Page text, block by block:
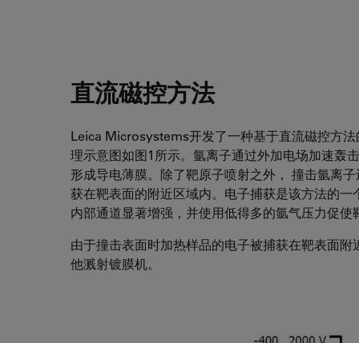
直流磁控方法
Leica Microsystems开发了一种基于直流磁控方
理示意图如图1所示。氩离子通过外加电场加速轰
形成导电薄膜。除了靶原子喷射之外， 撞击氩离
获在靶表面的附近区域内。电子捕获是该方法的
内部通道显著增强，并使用低得多的氩气压力促使
由于撞击表面时加热样品的电子被捕获在靶表面
他溅射镀膜机。